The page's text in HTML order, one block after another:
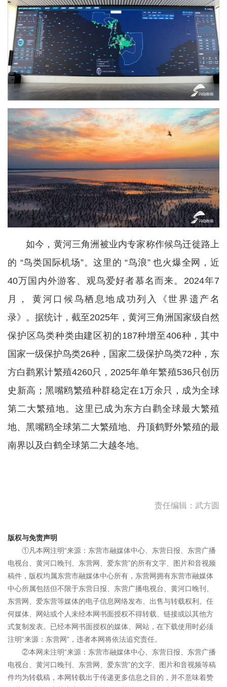
如今，黄河三角洲被业内专家称作候鸟迁徙路上
的 “鸟类国际机场”。这里的 “鸟浪” 也火爆全网，近
40万国内外游客、观鸟爱好者慕名而来。2024年7
月， 黄河口候鸟栖息地成功列入《世界遗产名
录》。据统计，截至2025年，黄河三角洲国家级自然
保护区鸟类种类由建区初的187种增至406种，其中
国家一级保护鸟类26种，国家二级保护鸟类72种，东
方白鹳累计繁殖4260只，2025年单年繁殖536只创历
史新高；黑嘴鸥繁殖种群稳定在1万余只，成为全球
第二大繁殖地。这里已成为东方白鹳全球最大繁殖
地、黑嘴鸥全球第二大繁殖地、丹顶鹤野外繁殖的最
南界以及白鹤全球第二大越冬地。
责任编辑：武方圆
版权与免责声明
①凡本网注明“来源：东营市融媒体中心、东营日报、东营广播
电视台、黄河口晚刊、东营网、爱东营”的所有文字、图片和音视频
稿件，版权均属东营市融媒体中心所有，东营网拥有东营市融媒体
中心所属包括但不限于东营日报、东营广播电视台、黄河口晚刊、
东营网、爱东营等媒体的电子信息网络发布、出售与转载权利。任
何媒体、网站或个人未经本网书面授权不得转载、链接或以其他方
式复制发表。已经本网书面授权的媒体、网站，在下载使用时必须
注明“来源：东营网”，违者本网将依法追究责任。
②本网未注明“来源：东营市融媒体中心、东营日报、东营广播
电视台、黄河口晚刊、东营网、爱东营”的文字、图片和音视频等稿
件均为转载稿，本网转载出于传递更多信息之目的，并不意味着赞